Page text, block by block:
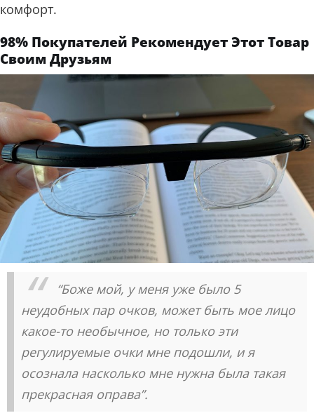
комфорт.
98% Покупателей Рекомендует Этот Товар
Своим Друзьям
“Боже мой, у меня уже было 5
неудобных пар очков, может быть мое лицо
какое-то необычное, но только эти
регулируемые очки мне подошли, и я
осознала насколько мне нужна была такая
прекрасная оправа”.